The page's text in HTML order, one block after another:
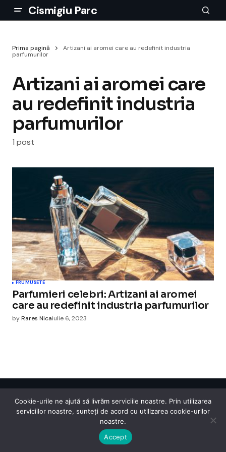
Cismigiu Parc
Prima pagină
Artizani ai aromei care au redefinit industria
parfumurilor
Artizani ai aromei care
au redefinit industria
parfumurilor
1 post
FRUMUSETE
Parfumieri celebri: Artizani ai aromei
care au redefinit industria parfumurilor
byRares Nicaiulie 6, 2023
Cismigiu Parc
© 2024 CismigiuParc. All Rights Reserved.
ModaSarbatori
Cookie-urile ne ajută să livrăm serviciile noastre. Prin utilizarea
serviciilor noastre, sunteți de acord cu utilizarea cookie-urilor
noastre.
Accept